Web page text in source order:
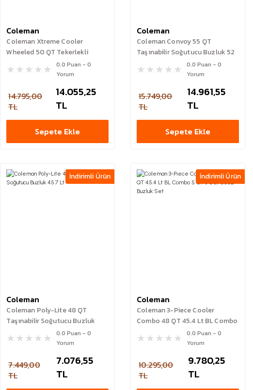
Coleman
Coleman Xtreme Cooler
Wheeled 50 QT Tekerlekli
Soğutucu Buzluk 47 Lt
0.0 Puan - 0
Yorum
14.795,00
TL
14.055,25
TL
Sepete Ekle
Coleman
Coleman Convoy 55 QT
Taşınabilir Soğutucu Buzluk 52
0.0 Puan - 0
Yorum
15.749,00
TL
14.961,55
TL
Sepete Ekle
İndirimli Ürün
Coleman
Coleman Poly-Lite 48 QT
Taşınabilir Soğutucu Buzluk
0.0 Puan - 0
Yorum
7.449,00
TL
7.076,55
TL
İndirimli Ürün
Coleman
Coleman 3-Piece Cooler
Combo 48 QT 45.4 Lt BL Combo
5 QT 3 Gal. C002 Buzluk Set
0.0 Puan - 0
Yorum
10.295,00
TL
9.780,25
TL